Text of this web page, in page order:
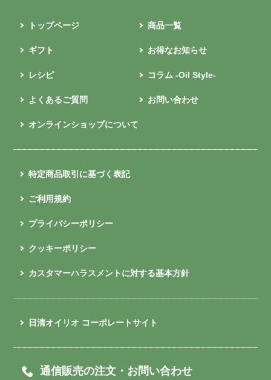
トップページ 商品一覧
ギフト お得なお知らせ
レシピ コラム -Oil Style-
よくあるご質問 お問い合わせ
オンラインショップについて
特定商品取引に基づく表記
ご利用規約
プライバシーポリシー
クッキーポリシー
カスタマーハラスメントに対する基本方針
日清オイリオ コーポレートサイト
通信販売の注文・お問い合わせ